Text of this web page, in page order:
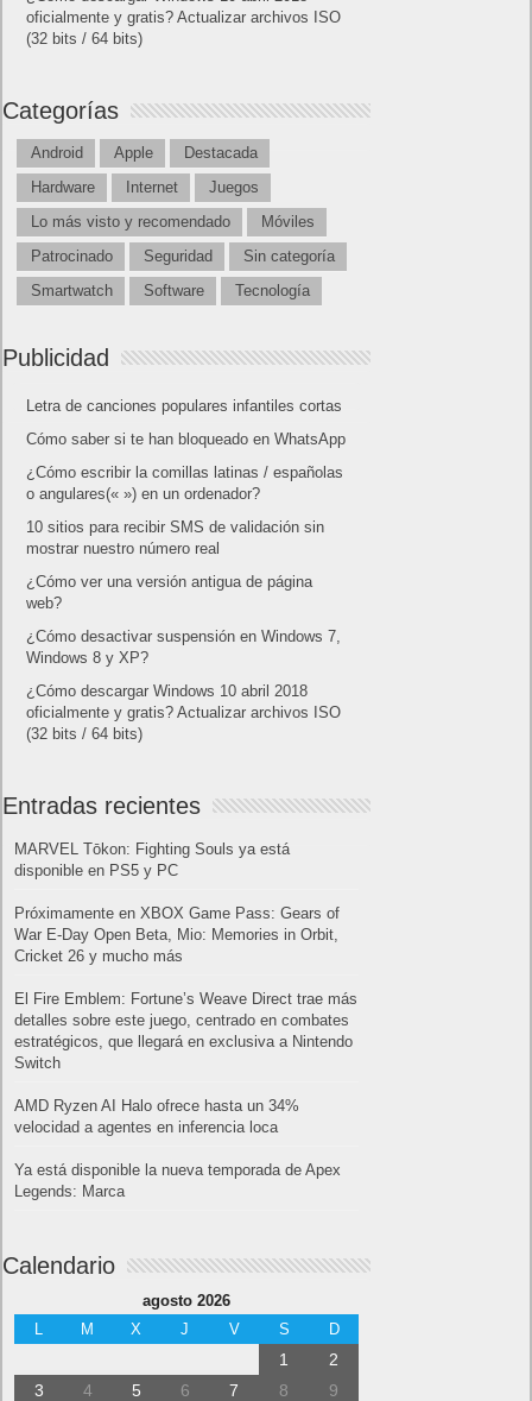
oficialmente y gratis? Actualizar archivos ISO
(32 bits / 64 bits)
Categorías
Android Apple
Destacada
Hardware
Internet
Juegos
Lo más visto y recomendado
Móviles
Patrocinado
Seguridad
Sin categoría
Smartwatch
Software Tecnología
Publicidad
Letra de canciones populares infantiles cortas
Cómo saber si te han bloqueado en WhatsApp
¿Cómo escribir la comillas latinas / españolas
o angulares(« ») en un ordenador?
10 sitios para recibir SMS de validación sin
mostrar nuestro número real
¿Cómo ver una versión antigua de página
web?
¿Cómo desactivar suspensión en Windows 7,
Windows 8 y XP?
¿Cómo descargar Windows 10 abril 2018
oficialmente y gratis? Actualizar archivos ISO
(32 bits / 64 bits)
Entradas recientes
MARVEL Tōkon: Fighting Souls ya está
disponible en PS5 y PC
Próximamente en XBOX Game Pass: Gears of
War E-Day Open Beta, Mio: Memories in Orbit,
Cricket 26 y mucho más
El Fire Emblem: Fortune’s Weave Direct trae más
detalles sobre este juego, centrado en combates
estratégicos, que llegará en exclusiva a Nintendo
Switch
AMD Ryzen AI Halo ofrece hasta un 34%
velocidad a agentes en inferencia loca
Ya está disponible la nueva temporada de Apex
Legends: Marca
Calendario
agosto 2026
M X J V S D
1
2
3
4 5 6 7 8
9